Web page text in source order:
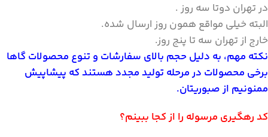
در تهران دوتا سه روز .
البته خیلی مواقع همون روز ارسال شده.
خارج از تهران سه تا پنج روز.
نکته مهم، به دلیل حجم بالای سفارشات و تنوع محصولات گاها
برخی محصولات در مرحله تولید مجدد هستند که پیشاپیش
ممنونیم از صبوریتان.
کد رهگیری مرسوله را از کجا ببینم؟